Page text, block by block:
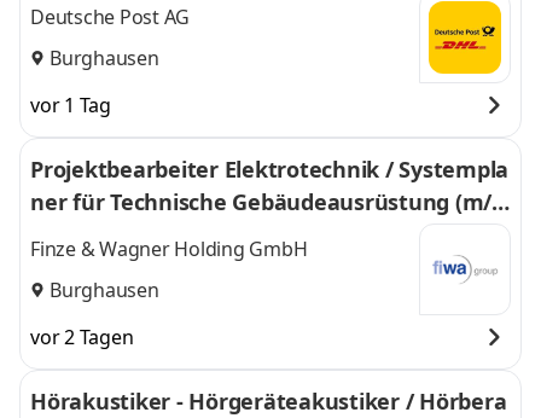
Deutsche Post AG
Burghausen
vor 1 Tag
Projektbearbeiter Elektrotechnik / Systempla
ner für Technische Gebäudeausrüstung (m/
w/d)
Finze & Wagner Holding GmbH
Burghausen
vor 2 Tagen
Hörakustiker - Hörgeräteakustiker / Hörbera